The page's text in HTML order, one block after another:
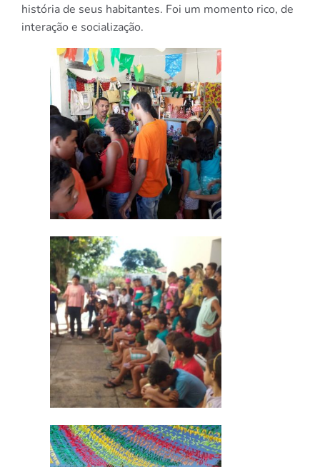
história de seus habitantes. Foi um momento rico, de
interação e socialização.